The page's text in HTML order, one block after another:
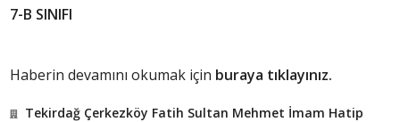
7-B SINIFI
Haberin devamını okumak için buraya tıklayınız.
Tekirdağ Çerkezköy Fatih Sultan Mehmet İmam Hatip